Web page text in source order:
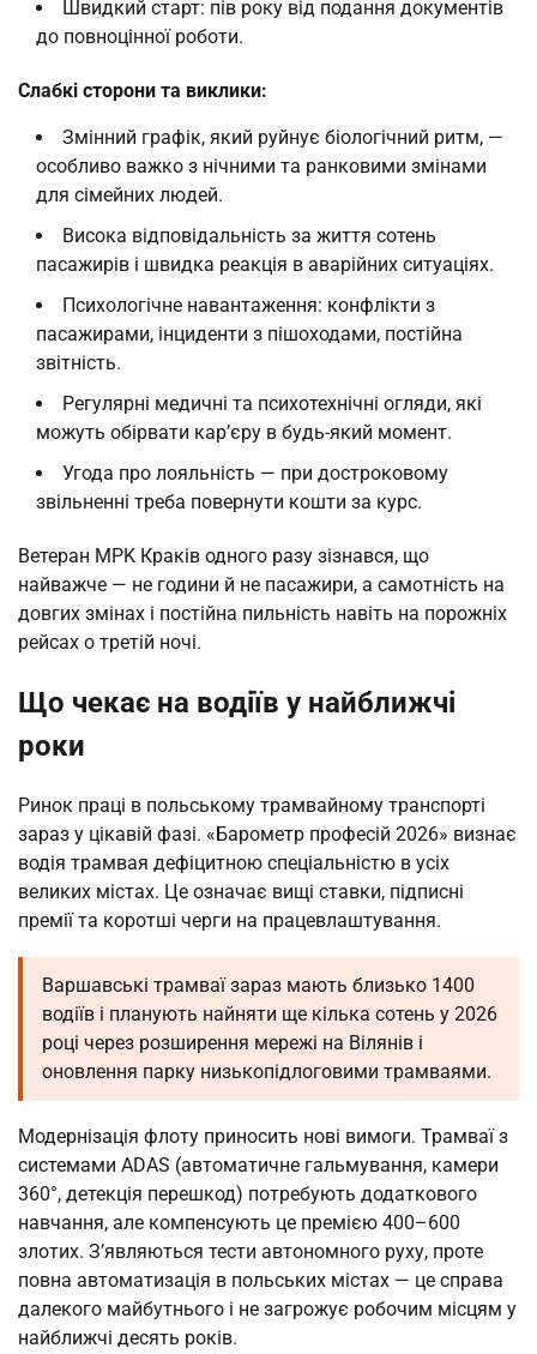
Швидкий старт: пів року від подання документів
до повноцінної роботи.
Слабкі сторони та виклики:
Змінний графік, який руйнує біологічний ритм, —
особливо важко з нічними та ранковими змінами
для сімейних людей.
Висока відповідальність за життя сотень
пасажирів і швидка реакція в аварійних ситуаціях.
Психологічне навантаження: конфлікти з
пасажирами, інциденти з пішоходами, постійна
звітність.
Регулярні медичні та психотехнічні огляди, які
можуть обірвати кар’єру в будь-який момент.
Угода про лояльність — при достроковому
звільненні треба повернути кошти за курс.
Ветеран MPK Краків одного разу зізнався, що
найважче — не години й не пасажири, а самотність на
довгих змінах і постійна пильність навіть на порожніх
рейсах о третій ночі.
Що чекає на водіїв у найближчі
роки
Ринок праці в польському трамвайному транспорті
зараз у цікавій фазі. «Барометр професій 2026» визнає
водія трамвая дефіцитною спеціальністю в усіх
великих містах. Це означає вищі ставки, підписні
премії та коротші черги на працевлаштування.
Варшавські трамваї зараз мають близько 1400
водіїв і планують найняти ще кілька сотень у 2026
році через розширення мережі на Вілянів і
оновлення парку низькопідлоговими трамваями.
Модернізація флоту приносить нові вимоги. Трамваї з
системами ADAS (автоматичне гальмування, камери
360°, детекція перешкод) потребують додаткового
навчання, але компенсують це премією 400–600
злотих. З’являються тести автономного руху, проте
повна автоматизація в польських містах — це справа
далекого майбутнього і не загрожує робочим місцям у
найближчі десять років.